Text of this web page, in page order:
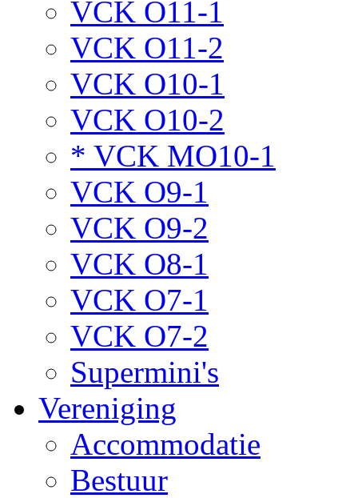
VCK O11-1
VCK O11-2
VCK O10-1
VCK O10-2
* VCK MO10-1
VCK O9-1
VCK O9-2
VCK O8-1
VCK O7-1
VCK O7-2
Supermini's
Vereniging
Accommodatie
Bestuur